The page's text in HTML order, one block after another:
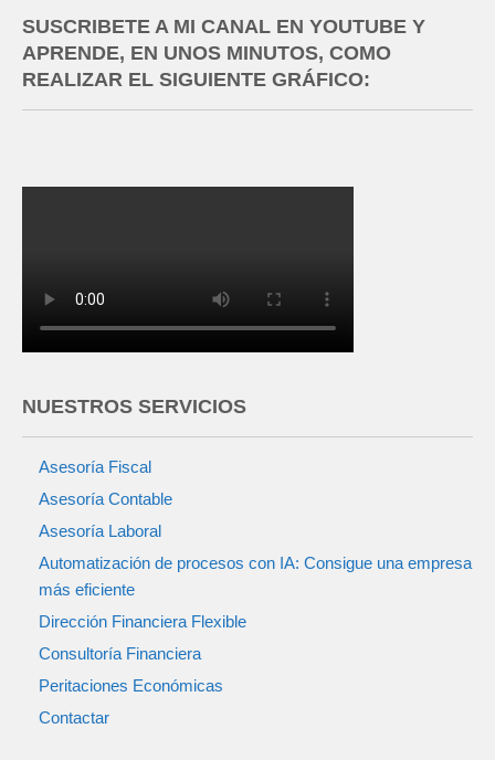
SUSCRIBETE A MI CANAL EN YOUTUBE Y
APRENDE, EN UNOS MINUTOS, COMO
REALIZAR EL SIGUIENTE GRÁFICO:
NUESTROS SERVICIOS
Asesoría Fiscal
Asesoría Contable
Asesoría Laboral
Automatización de procesos con IA: Consigue una empresa
más eficiente
Dirección Financiera Flexible
Consultoría Financiera
Peritaciones Económicas
Contactar